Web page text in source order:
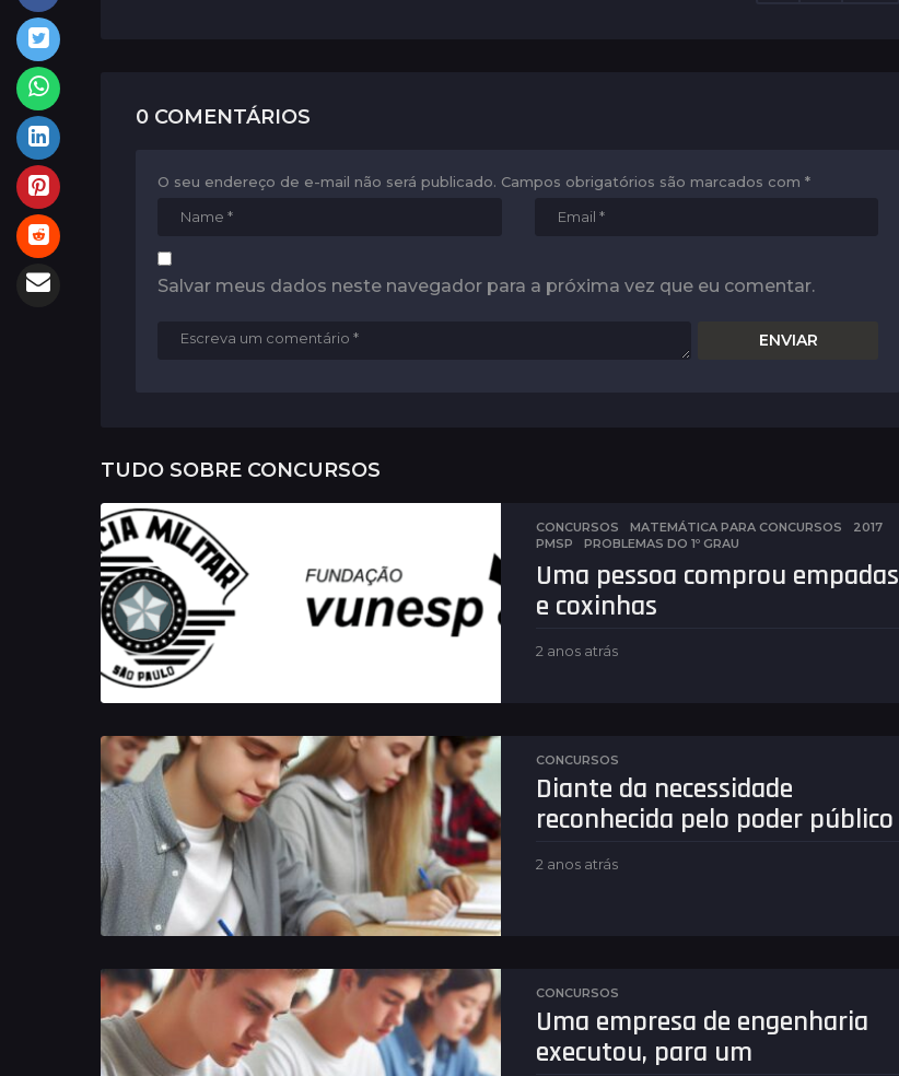
i
0 COMENTÁRIOS
O seu endereço de e-mail não será publicado. Campos obrigatórios são marcados com *
Salvar meus dados neste navegador para a próxima vez que eu comentar.
TUDO SOBRE CONCURSOS
CONCURSOS ,MATEMÁTICA PARA CONCURSOS 2017
PMSP
,PROBLEMAS DO 1º GRAU
Uma pessoa comprou empadas
e coxinhas
2 anos atrás
r
á
CONCURSOS
Diante da necessidade
reconhecida pelo poder público
2 anos atrás
á
s
CONCURSOS
Uma empresa de engenharia
executou, para um